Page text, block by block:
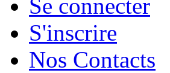
Se connecter
S'inscrire
Nos Contacts